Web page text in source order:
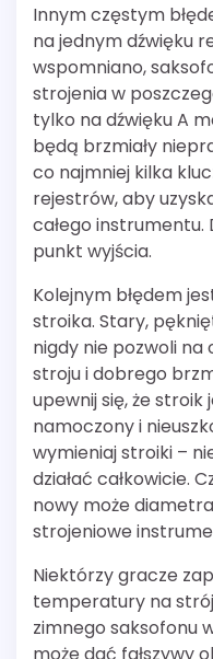
Innym częstym
na jednym dźwięku
wspomniano,
strojenia w
tylko na dźwięku A
będą brzmiały
co najmniej kilka
rejestrów, aby
całego instrumentu.
punkt wyjścia.
Kolejnym błędem
stroika. Stary,
nigdy nie pozwoli
stroju i dobrego
upewnij się, że
namoczony i
wymieniaj stroiki –
działać całkowicie.
nowy może
strojeniowe
Niektórzy gracze
temperatury na
zimnego saksofonu
może dać fałszywy